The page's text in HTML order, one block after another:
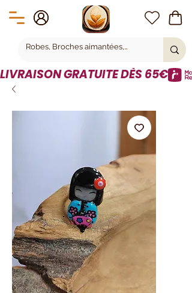
LIVRAISON GRATUITE DÈS 65€